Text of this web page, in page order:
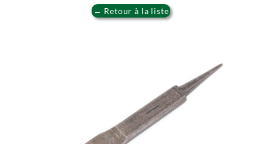
← Retour à la liste